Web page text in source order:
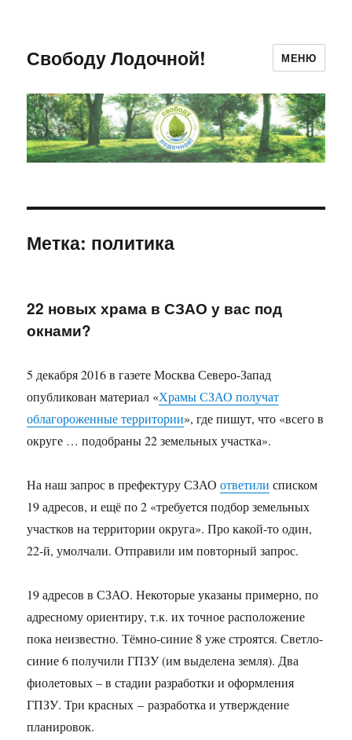
Свободу Лодочной! МЕНЮ
Метка: политика
22 новых храма в СЗАО у вас под
окнами?
5 декабря 2016 в газете Москва Северо-Запад
опубликован материал «Храмы СЗАО получат
облагороженные территории», где пишут, что «всего в
округе … подобраны 22 земельных участка».
На наш запрос в префектуру СЗАОответили списком
19 адресов, и ещё по 2 «требуется подбор земельных
участков на территории округа». Про какой-то один,
22-й, умолчали. Отправили им повторный запрос.
19 адресов в СЗАО. Некоторые указаны примерно, по
адресному ориентиру, т.к. их точное расположение
пока неизвестно. Тёмно-синие 8 уже строятся. Светло-
синие 6 получили ГПЗУ (им выделена земля). Два
фиолетовых – в стадии разработки и оформления
ГПЗУ. Три красных – разработка и утверждение
планировок.